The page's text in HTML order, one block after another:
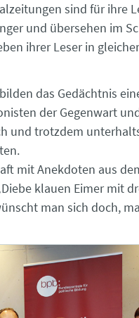
sind für ihre
und übersehen im
ihrer Leser in
das Gedächtnis
der Gegenwart
und trotzdem
mit Anekdoten aus
klauen Eimer mit
man sich doch,